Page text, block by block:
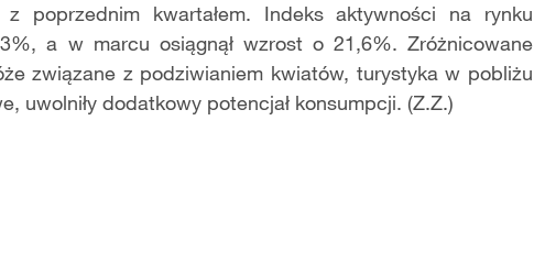
poprzednim kwartałem. Indeks aktywności na rynku
a w marcu osiągnął wzrost o 21,6%. Zróżnicowane
związane z podziwianiem kwiatów, turystyka w pobliżu
uwolniły dodatkowy potencjał konsumpcji. (Z.Z.)